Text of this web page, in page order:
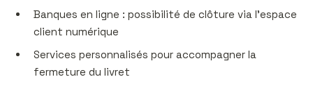
Banques en ligne : possibilité de clôture via l’espace
client numérique
Services personnalisés pour accompagner la
fermeture du livret